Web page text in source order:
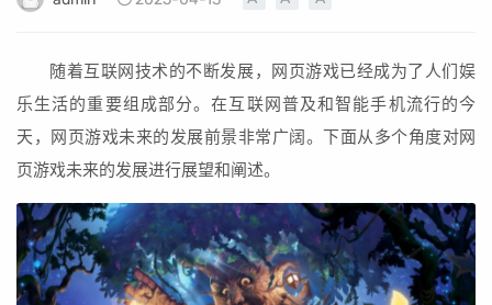
随着互联网技术的不断发展，网页游戏已经成为了人们娱
乐生活的重要组成部分。在互联网普及和智能手机流行的今
天，网页游戏未来的发展前景非常广阔。下面从多个角度对网
页游戏未来的发展进行展望和阐述。